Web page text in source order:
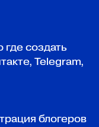
где создать
Telegram,
блогеров